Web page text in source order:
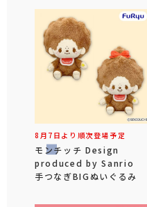
8月7日より順次登場予定
モンチッチ Design
produced by Sanrio
手つなぎBIGぬいぐるみ